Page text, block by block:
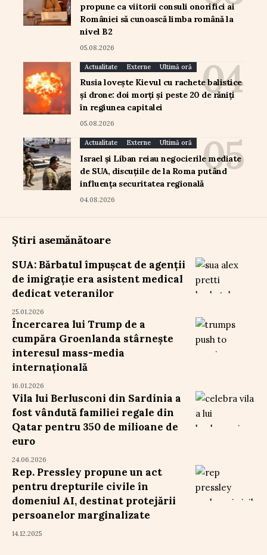
propune ca viitorii consuli onorifici ai
României să cunoască limba română la
nivel B2
05.08.2026
Actualitate Externe Ultimă oră
Rusia lovește Kievul cu rachete balistice
și drone: doi morți și peste 20 de răniți
în regiunea capitalei
05.08.2026
Actualitate Externe Ultimă oră
Israel și Liban reiau negocierile mediate
de SUA, discuțiile de la Roma putând
influența securitatea regională
04.08.2026
Știri asemănătoare
SUA: Bărbatul împușcat de agenții
de imigrație era asistent medical
dedicat veteranilor
25.01.2026
Încercarea lui Trump de a
cumpăra Groenlanda stârnește
interesul mass-media
internațională
16.01.2026
Vila lui Berlusconi din Sardinia a
fost vândută familiei regale din
Qatar pentru 350 de milioane de
euro
24.06.2026
Rep. Pressley propune un act
pentru drepturile civile în
domeniul AI, destinat protejării
persoanelor marginalizate
14.12.2025